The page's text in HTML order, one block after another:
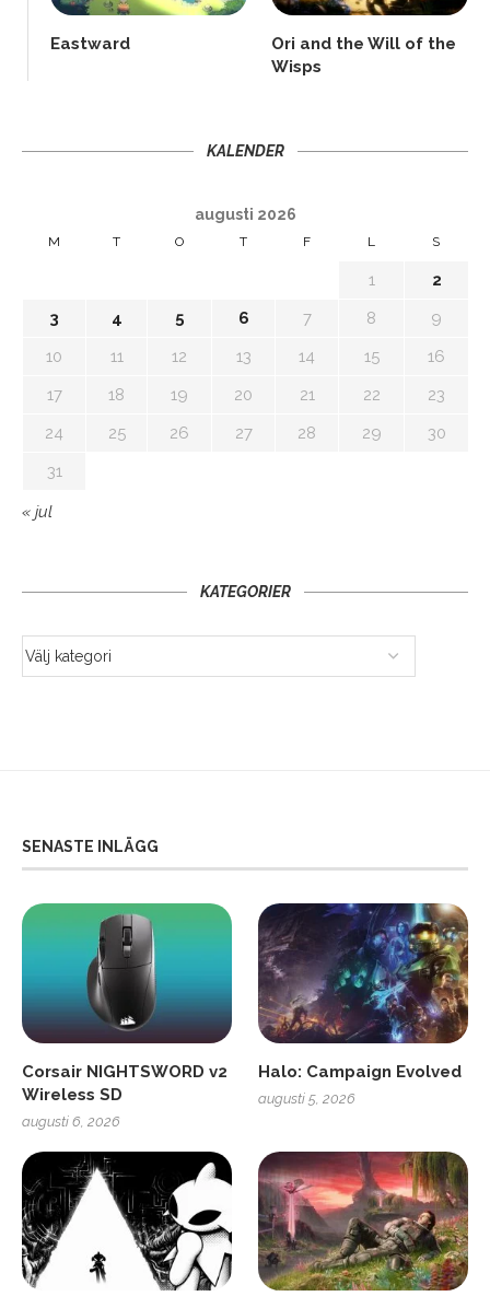
Eastward
Ori and the Will of the
Wisps
KALENDER
augusti 2026
M T O T F L S
1
2
3
4 5 6 7 8
9
10
11 12 13 14 15
16
17
18 19 20 21 22
23
24
25 26 27 28 29
30
31
« jul
KATEGORIER
SENASTE INLÄGG
Corsair NIGHTSWORD v2
Wireless SD
augusti 6, 2026
Halo: Campaign Evolved
augusti 5, 2026